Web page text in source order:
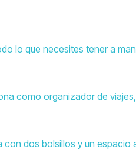
lo que necesites tener a
como organizador de
dos bolsillos y un espacio